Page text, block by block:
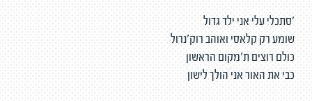
'סתכלי עלי אני ילד גדול
שומע רק קלאסי ואוהב רוק'נרול
כולם רוצים ת'מקום הראשון
כבי את האור אני הולך לישון